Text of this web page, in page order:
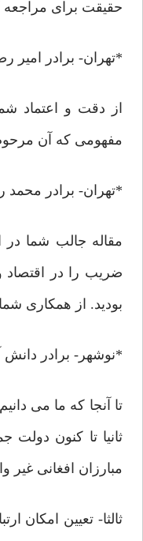
حقیقت برای مراجعه
*تهران- برادر امیر
از دقت و اعتماد
مفهومی که آن
*تهران- برادر محمد
مقاله جالب شما
ضریب را در اقتصاد
بودید. از همکاری
*نوشهر- برادر
تا آنجا که ما می
ثانیا تا کنون
مبارزان افغانی
ثالثا- تعیین امکان